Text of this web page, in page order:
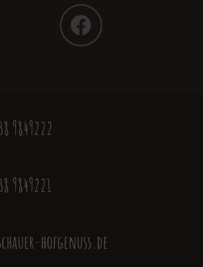
9849222
9849221
hofgenuss.de